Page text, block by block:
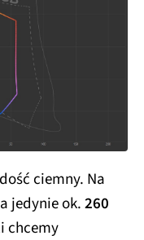
ciemny. Na
jedynie ok.260
chcemy